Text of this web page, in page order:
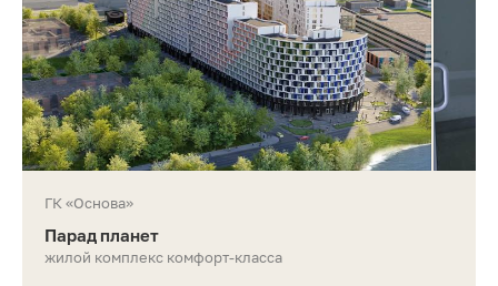
ГК «Основа»
Парад планет
жилой комплекс комфорт-класса